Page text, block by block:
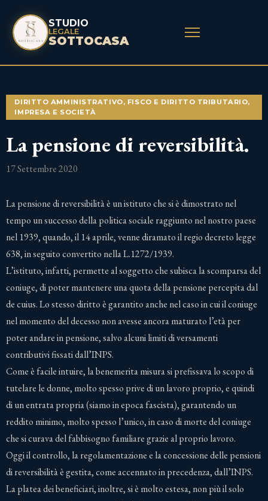
STUDIO
LEGALE
SOTTOCASA
DIRITTO AMMINISTRATIVO, FISCO E DIRITTO TRIBUTARIO,
IMPRESA E SOCIETÀ
La pensione di reversibilità.
17 Settembre 2020
La pensione di reversibilità è un istituto che si è dimostrato nel
tempo un successo della politica sociale raggiunto nel nostro paese
nel 1939, quando, il 14 aprile, venne diramato il regio decreto legge
638, in seguito convertito nella L.1272/1939.
L’istituto, infatti, permette al soggetto che subisca la scomparsa del
coniuge, di poter mantenere una quota della pensione percepita dal
de cuius. Lo stesso diritto è garantito anche nel caso in cui il coniuge
nel momento del decesso non avesse ancora maturato l’età per
poter andare in pensione, salvo alcuni limiti di versamenti
contributivi fissati dall’INPS.
Come è facile intuire, la benemerita misura si prefissava lo scopo di
tutelare le donne, molto spesso prive di un lavoro proprio, e quindi
di un entrata propria (siamo in epoca fascista), garantendo un
reddito minimo, molto spesso l’unico, in caso di morte del coniuge
che si curava del fabbisogno familiare grazie al proprio lavoro.
Oggi il controllo, la regolamentazione e la concessione delle pensioni
di reversibilità è gestita, come accennato in precedenza, dall’INPS.
La platea dei beneficiari, inoltre, si è molto estesa, non più il solo